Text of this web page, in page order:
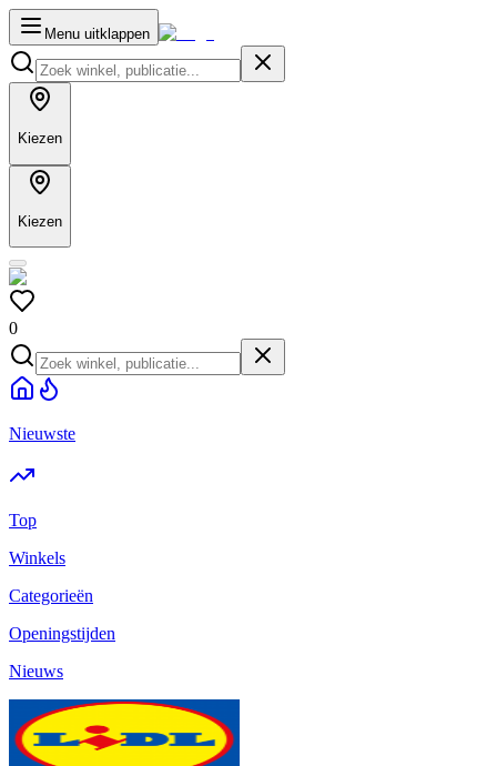
Menu uitklappen
Kiezen
Kiezen
0
Nieuwste
Top
Winkels
Categorieën
Openingstijden
Nieuws